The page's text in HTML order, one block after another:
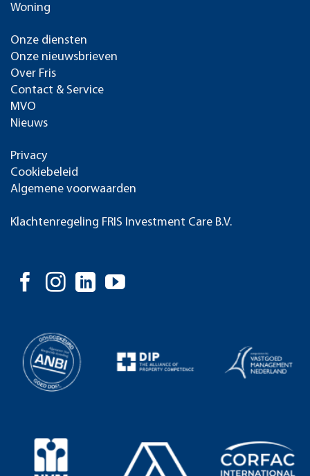
Woning
Onze diensten
Onze nieuwsbrieven
Over Fris
Contact & Service
MVO
Nieuws
Privacy
Cookiebeleid
Algemene voorwaarden
Klachtenregeling FRIS Investment Care B.V.